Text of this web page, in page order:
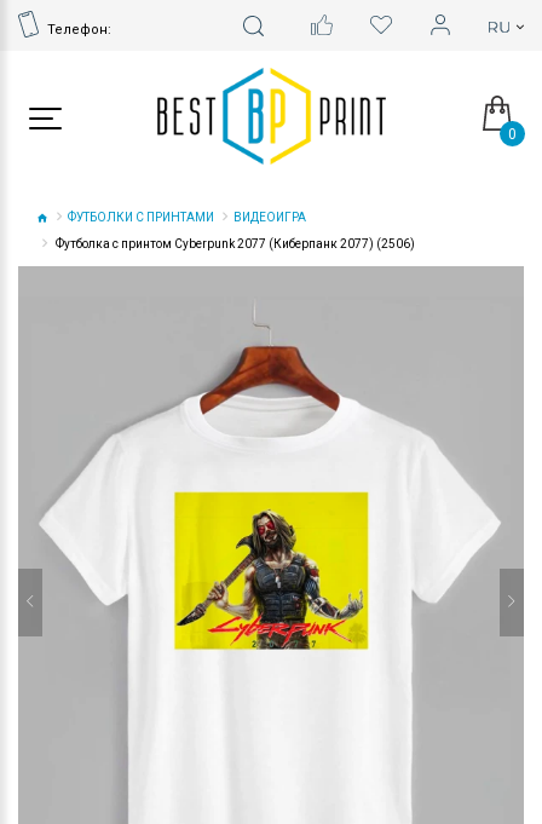
Телефон:
0
ФУТБОЛКИ С ПРИНТАМИ
ВИДЕОИГРА
Футболка с принтом Cyberpunk 2077 (Киберпанк 2077) (2506)